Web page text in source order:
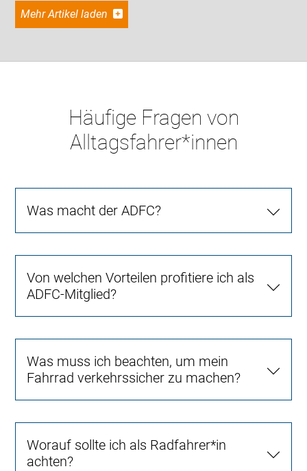
Mehr Artikel laden
Häufige Fragen von
Alltagsfahrer*innen
Was macht der ADFC?
Von welchen Vorteilen profitiere ich als
ADFC-Mitglied?
Was muss ich beachten, um mein
Fahrrad verkehrssicher zu machen?
Worauf sollte ich als Radfahrer*in
achten?